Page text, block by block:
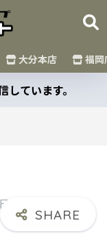
大分本店 福岡
ています。